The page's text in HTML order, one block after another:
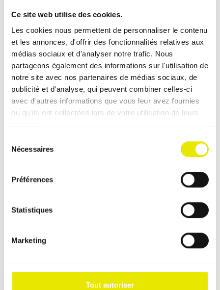
Ce site web utilise des cookies.
Les cookies nous permettent de personnaliser le contenu
et les annonces, d'offrir des fonctionnalités relatives aux
médias sociaux et d'analyser notre trafic. Nous
partageons également des informations sur l'utilisation de
notre site avec nos partenaires de médias sociaux, de
publicité et d'analyse, qui peuvent combiner celles-ci
avec d'autres informations que vous leur avez fournies
ou qu'ils ont collectées lors de votre utilisation de leurs
Nécessaires
Préférences
Statistiques
Marketing
Tout autoriser
Le profilé Oméga Pro-Tent breveté : unique.